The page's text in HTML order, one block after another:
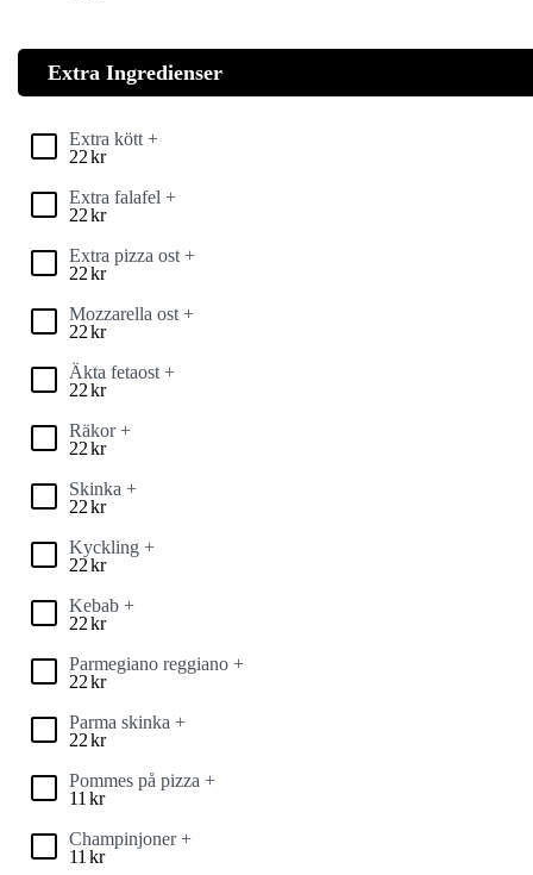
Extra Ingredienser
Extra kött +
22kr
Extra falafel +
22kr
Extra pizza ost +
22kr
Mozzarella ost +
22kr
Äkta fetaost +
22kr
Räkor +
22kr
Skinka +
22kr
Kyckling +
22kr
Kebab +
22kr
Parmegiano reggiano +
22kr
Parma skinka +
22kr
Pommes på pizza +
11 kr
Champinjoner +
11 kr